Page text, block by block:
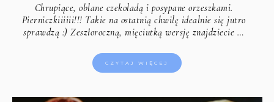
Chrupiące, oblane czekoladą i posypane orzeszkami.
Pierniczkiiiiii!!! Takie na ostatnią chwilę idealnie się jutro
sprawdzą :) Zeszłoroczną, mięciutką wersję znajdziecie …
CZYTAJ WIĘCEJ